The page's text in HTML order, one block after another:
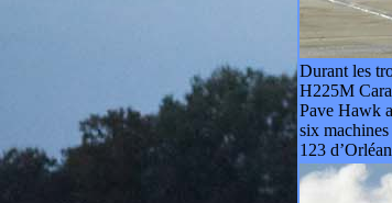
Durant les
H225M
Pave Hawk
six
123